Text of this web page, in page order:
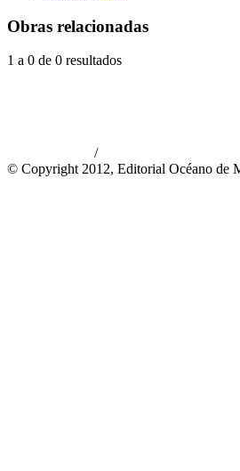
Obras relacionadas
1 a 0 de 0 resultados
/
© Copyright 2012, Editorial Océano de